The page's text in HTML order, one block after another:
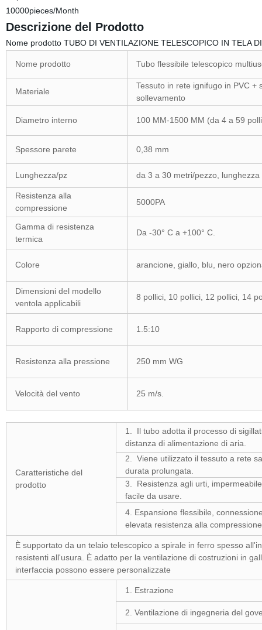
10000pieces/Month
Descrizione del Prodotto
Nome prodotto TUBO DI VENTILAZIONE TELESCOPICO IN TELA
Nome prodotto Tubo flessibile telescopico
Materiale
Tessuto in rete ignifugo in PVC
sollevamento
Diametro interno 100 MM-1500 MM (da 4 a 59
Spessore parete 0,38 mm
Lunghezza/pz da 3 a 30 metri/pezzo,
Resistenza alla
compressione
5000PA
Gamma di resistenza
termica
Da -30° C a +100° C.
Colore arancione, giallo, blu, nero
Dimensioni del modello
ventola applicabili
8 pollici, 10 pollici, 12 pollici, 14
Rapporto di compressione 1.5:10
Resistenza alla pressione 250 mm WG
Velocità del vento 25 m/s.
Caratteristiche del
prodotto
1. Il tubo adotta il processo di
distanza di alimentazione di aria.
2. Viene utilizzato il tessuto a rete
durata prolungata.
3. Resistenza agli urti,
facile da usare.
4. Espansione flessibile,
elevata resistenza alla compressione
È supportato da un telaio telescopico a spirale in ferro spesso
resistenti all'usura. È adatto per la ventilazione di costruzioni in
interfaccia possono essere personalizzate
1. Estrazione
2. Ventilazione di ingegneria del